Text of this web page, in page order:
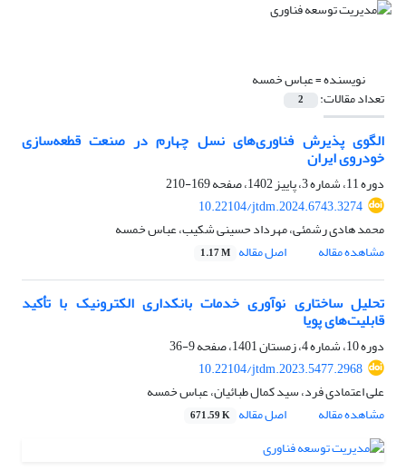
نویسنده =عباس خمسه
تعداد مقالات: 2
الگوی پذیرش فناوری‌های نسل چهارم در صنعت قطعه‌‌سازی
خودروی ایران
دوره 11، شماره 3، پاییز 1402، صفحه
169-210
10.22104/jtdm.2024.6743.3274
محمد هادی رشمئی، مهرداد حسینی شکیب، عباس خمسه
مشاهده مقاله
اصل مقاله 1.17 M
تحلیل ساختاری نوآوری خدمات بانکداری الکترونیک با تأکید
قابلیت‌‌های پویا
دوره 10، شماره 4، زمستان 1401، صفحه
9-36
10.22104/jtdm.2023.5477.2968
علی اعتمادی فرد، سید کمال طبائیان، عباس خمسه
مشاهده مقاله
اصل مقاله 671.59 K